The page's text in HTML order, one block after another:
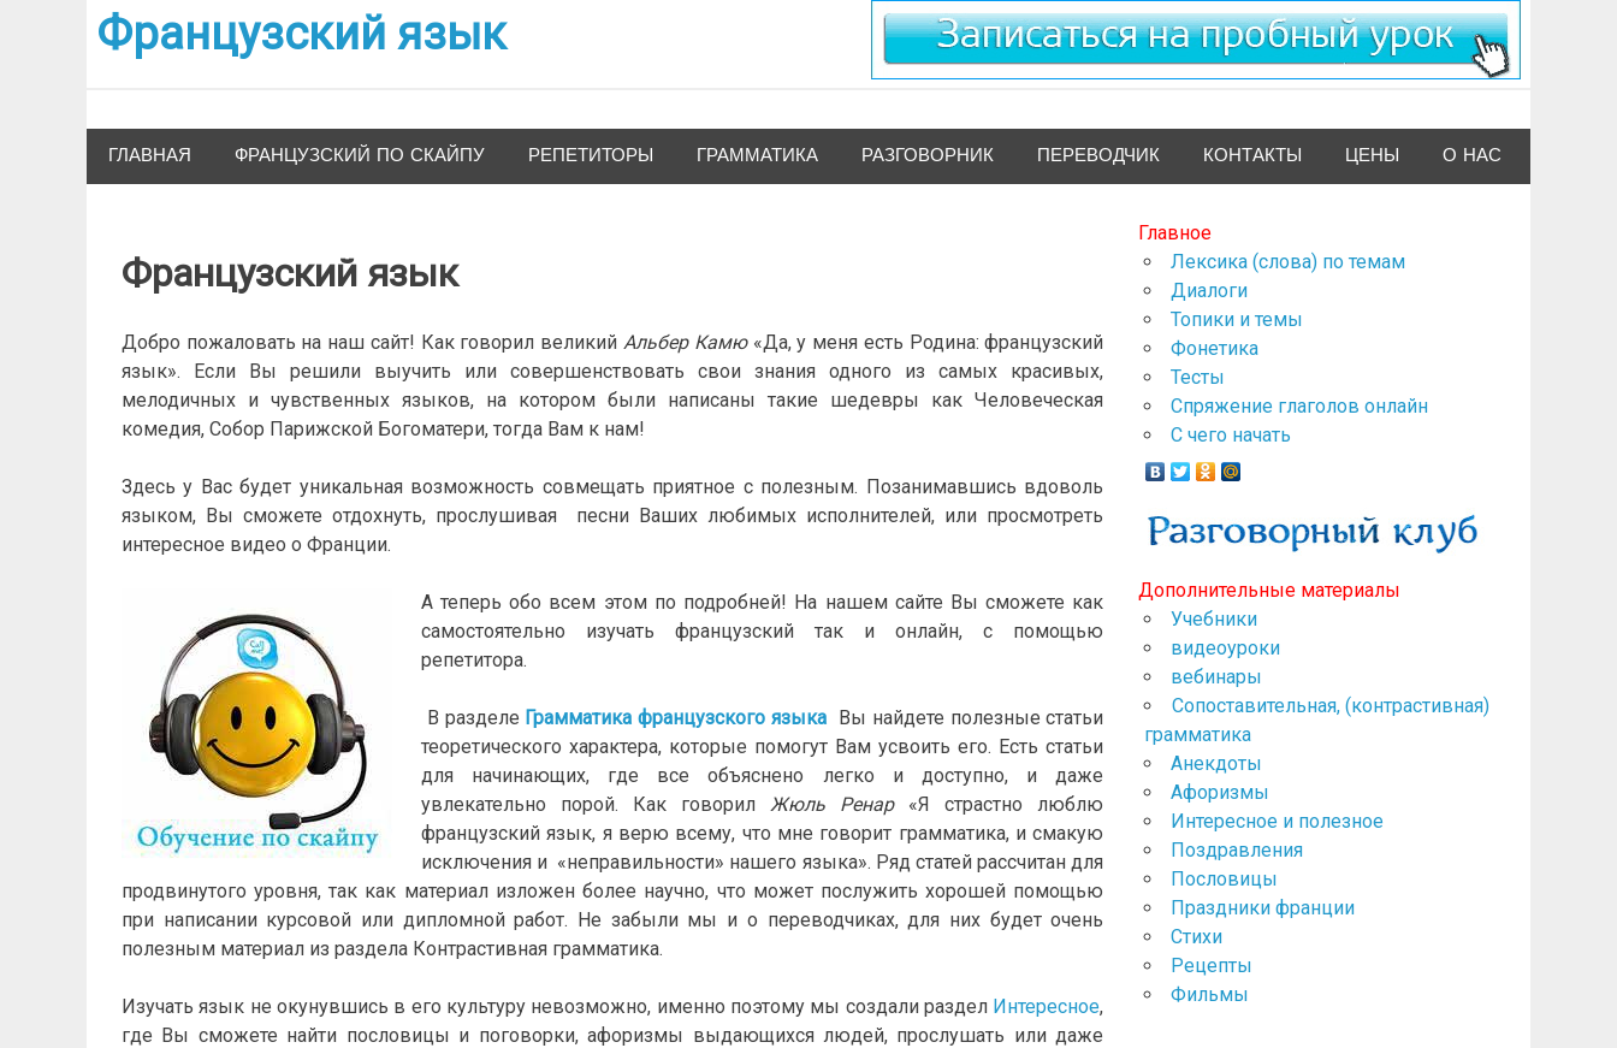
Французский язык
ГЛАВНАЯ ФРАНЦУЗСКИЙ ПО СКАЙПУ РЕПЕТИТОРЫ ГРАММАТИКА РАЗГОВОРНИК ПЕРЕВОДЧИК КОНТАКТЫ ЦЕНЫ О НАС
Французский язык
Добро пожаловать на наш сайт! Как говорил великий Альбер Камю«Да, у меня есть Родина: французский
язык». Если Вы решили выучить или совершенствовать свои знания одного из самых красивых,
мелодичных и чувственных языков, на котором были написаны такие шедевры как Человеческая
комедия, Собор Парижской Богоматери, тогда Вам к нам!
Здесь у Вас будет уникальная возможность совмещать приятное с полезным. Позанимавшись вдоволь
языком, Вы сможете отдохнуть, прослушивая песни Ваших любимых исполнителей, или просмотреть
интересное видео о Франции.
А теперь обо всем этом по подробней! На нашем сайте Вы сможете как
самостоятельно изучать французский так и онлайн, с помощью
репетитора.
В разделе Грамматика французского языка Вы найдете полезные статьи
теоретического характера, которые помогут Вам усвоить его. Есть статьи
для начинающих, где все объяснено легко и доступно, и даже
увлекательно порой. Как говорил Жюль Ренар«Я страстно люблю
французский язык, я верю всему, что мне говорит грамматика, и смакую
исключения и «неправильности» нашего языка». Ряд статей рассчитан для
продвинутого уровня, так как материал изложен более научно, что может послужить хорошей помощью
при написании курсовой или дипломной работ. Не забыли мы и о переводчиках, для них будет очень
полезным материал из раздела Контрастивная грамматика.
Изучать язык не окунувшись в его культуру невозможно, именно поэтому мы создали раздел Интересное,
где Вы сможете найти пословицы и поговорки, афоризмы выдающихся людей, прослушать или даже
Главное
Лексика (слова) по темам
Диалоги
Топики и темы
Фонетика
Тесты
Спряжение глаголов онлайн
С чего начать
Дополнительные материалы
Учебники
видеоуроки
вебинары
Сопоставительная, (контрастивная)
грамматика
Анекдоты
Афоризмы
Интересное и полезное
Поздравления
Пословицы
Праздники франции
Стихи
Рецепты
Фильмы